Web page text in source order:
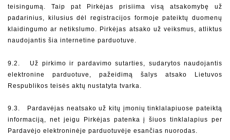
teisingumą. Taip pat Pirkėjas prisiima visą atsakomybę už
padarinius, kilusius dėl registracijos formoje pateiktų duomenų
klaidingumo ar netikslumo. Pirkėjas atsako už veiksmus, atliktus
naudojantis šia internetine parduotuve.
9.2.   Už pirkimo ir pardavimo sutarties, sudarytos naudojantis
elektronine parduotuve, pažeidimą šalys atsako Lietuvos
Respublikos teisės aktų nustatyta tvarka.
9.3.   Pardavėjas neatsako už kitų įmonių tinklalapiuose pateiktą
informaciją, net jeigu Pirkėjas patenka į šiuos tinklalapius per
Pardavėjo elektroninėje parduotuvėje esančias nuorodas.